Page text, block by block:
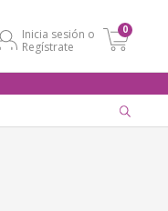
Inicia sesión o
Regístrate
0